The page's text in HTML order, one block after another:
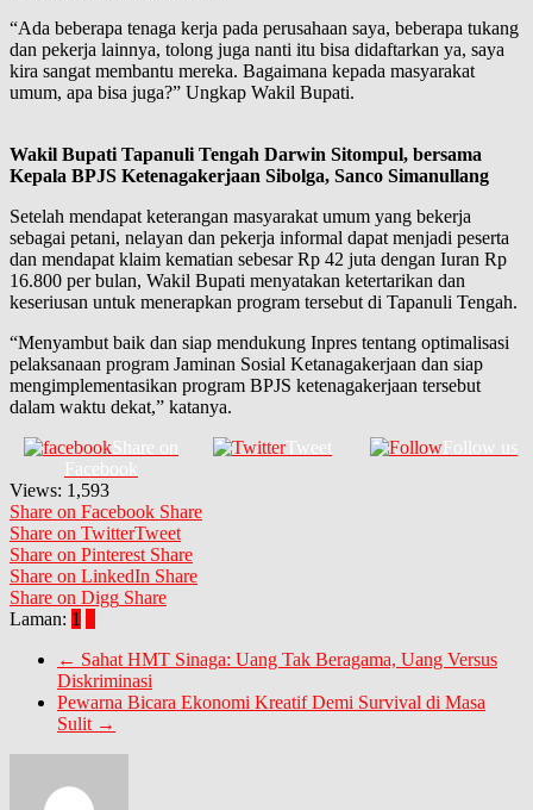
“Ada beberapa tenaga kerja pada perusahaan saya, beberapa tukang
dan pekerja lainnya, tolong juga nanti itu bisa didaftarkan ya, saya
kira sangat membantu mereka. Bagaimana kepada masyarakat
umum, apa bisa juga?” Ungkap Wakil Bupati.
Wakil Bupati Tapanuli Tengah Darwin Sitompul, bersama
Kepala BPJS Ketenagakerjaan Sibolga, Sanco Simanullang
Setelah mendapat keterangan masyarakat umum yang bekerja
sebagai petani, nelayan dan pekerja informal dapat menjadi peserta
dan mendapat klaim kematian sebesar Rp 42 juta dengan Iuran Rp
16.800 per bulan, Wakil Bupati menyatakan ketertarikan dan
keseriusan untuk menerapkan program tersebut di Tapanuli Tengah.
“Menyambut baik dan siap mendukung Inpres tentang optimalisasi
pelaksanaan program Jaminan Sosial Ketanagakerjaan dan siap
mengimplementasikan program BPJS ketenagakerjaan tersebut
dalam waktu dekat,” katanya.
Share on
Facebook
Tweet Follow us
Views: 1,593
Share on Facebook Share
Share on TwitterTweet
Share on Pinterest Share
Share on LinkedIn Share
Share on Digg Share
Laman: 1
← Sahat HMT Sinaga: Uang Tak Beragama, Uang Versus
Diskriminasi
Pewarna Bicara Ekonomi Kreatif Demi Survival di Masa
Sulit →